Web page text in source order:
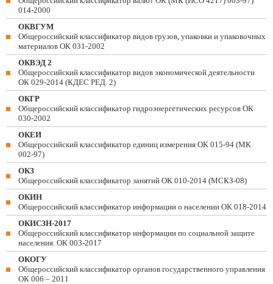
014-2000
ОКВГУМ
Общероссийский классификатор видов грузов, упаковки и упаковочных
материалов ОК 031-2002
ОКВЭД 2
Общероссийский классификатор видов экономической деятельности
ОК 029-2014 (КДЕС РЕД. 2)
ОКГР
Общероссийский классификатор гидроэнергетических ресурсов ОК
030-2002
ОКЕИ
Общероссийский классификатор единиц измерения ОК 015-94 (МК
002-97)
ОКЗ
Общероссийский классификатор занятий ОК 010-2014 (МСКЗ-08)
ОКИН
Общероссийский классификатор информации о населении ОК 018-2014
ОКИСЗН-2017
Общероссийский классификатор информации по социальной защите
населения. ОК 003-2017
ОКОГУ
Общероссийский классификатор органов государственного управления
ОК 006 – 2011